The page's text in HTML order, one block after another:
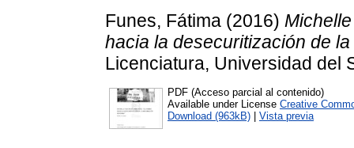
Funes, Fátima (2016)
hacia la desecuritización de
Licenciatura, Universidad del
PDF (Acceso parcial al contenido)
Available under License Creative
Download (963kB)
Vista previa